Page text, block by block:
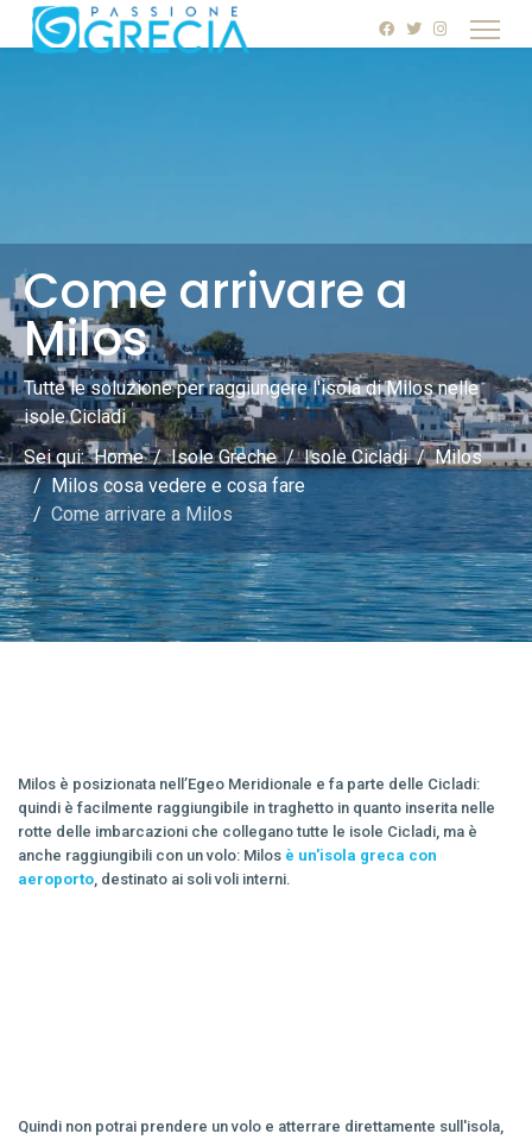
Come arrivare a
Milos
Tutte le soluzione per raggiungere l'isola di Milos nelle
isole Cicladi
Sei qui:Home Isole Greche Isole Cicladi
Milos
Milos cosa vedere e cosa fare
Come arrivare a Milos
Milos è posizionata nell’Egeo Meridionale e fa parte delle Cicladi:
quindi è facilmente raggiungibile in traghetto in quanto inserita nelle
rotte delle imbarcazioni che collegano tutte le isole Cicladi, ma è
anche raggiungibili con un volo: Milos è un'isola greca con
aeroporto, destinato ai soli voli interni.
Quindi non potrai prendere un volo e atterrare direttamente sull'isola,